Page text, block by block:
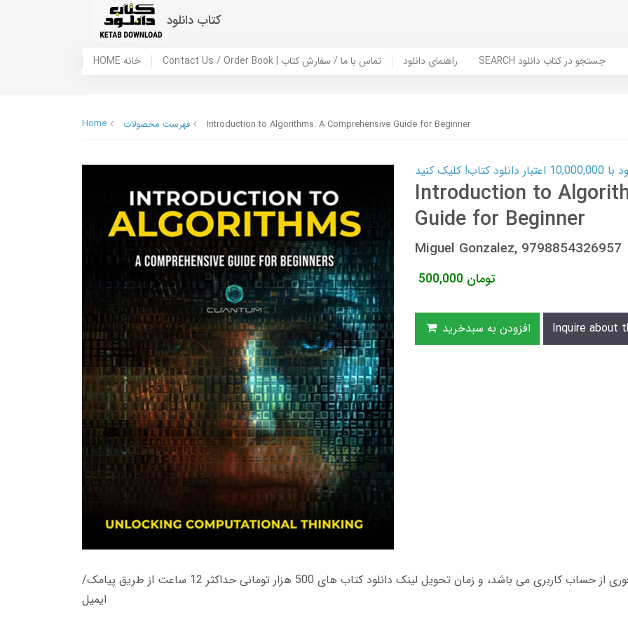
کتاب دانلود
HOME خانه Contact Us / Order Book | تماس با ما / سفارش کتاب راهنمای دانلود SEARCH جستجو در کتاب دانلود
Home فهرست محصولات Introduction to Algorithms: A Comprehensive Guide for Beginner
کنید
Introduction to
Guide for Beginner
Miguel Gonzalez, 9798854326957
500,000 تومان
افزودن به سبدخرید Inquire about
زمان تحویل کتاب های 600 هزار تومانی دانلود فوری از حساب کاربری می باشد، و زمان تحویل لینک دانلود کتاب های 500 هزار تومانی حداکثر 12 ساعت از طریق پیامک/
ایمیل